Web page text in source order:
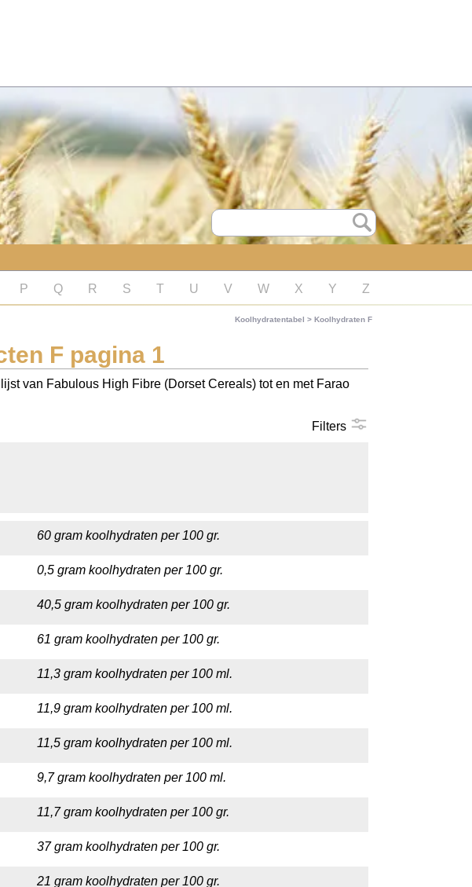
P Q R S T U V W X Y Z
Koolhydratentabel > Koolhydraten F
F pagina 1
van Fabulous High Fibre (Dorset Cereals) tot en met Farao
Filters
60 gram koolhydraten per 100 gr.
0,5 gram koolhydraten per 100 gr.
40,5 gram koolhydraten per 100 gr.
61 gram koolhydraten per 100 gr.
11,3 gram koolhydraten per 100 ml.
11,9 gram koolhydraten per 100 ml.
11,5 gram koolhydraten per 100 ml.
9,7 gram koolhydraten per 100 ml.
11,7 gram koolhydraten per 100 gr.
37 gram koolhydraten per 100 gr.
21 gram koolhydraten per 100 gr.